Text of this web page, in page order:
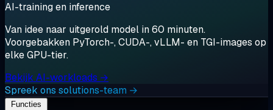
AI-training en inference
Van idee naar uitgerold model in 60 minuten.
Voorgebakken PyTorch-, CUDA-, vLLM- en TGI-images op
elke GPU-tier.
Bekijk AI-workloads →
Spreek ons solutions-team →